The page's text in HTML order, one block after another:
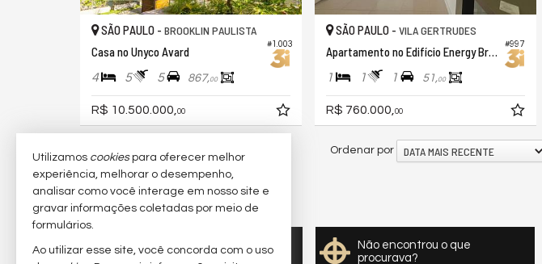
#1.003
SÃO PAULO - BROOKLIN PAULISTA
Casa no Unyco Avard
4 5 5 867,00
R$ 10.500.000,00
#997
SÃO PAULO - VILA GERTRUDES
Apartamento no Edifício Energy Brooklin
1 1 1 51,00
R$ 760.000,00
imóveis encontrados Ordenar por DATA MAIS RECENTE
Quer vender seu imóvel?
Não encontrou o que
procurava?
Utilizamos cookiespara oferecer melhor
experiência, melhorar o desempenho,
analisar como você interage em nosso site e
gravar informações coletadas por meio de
formulários.
Ao utilizar esse site, você concorda com o uso